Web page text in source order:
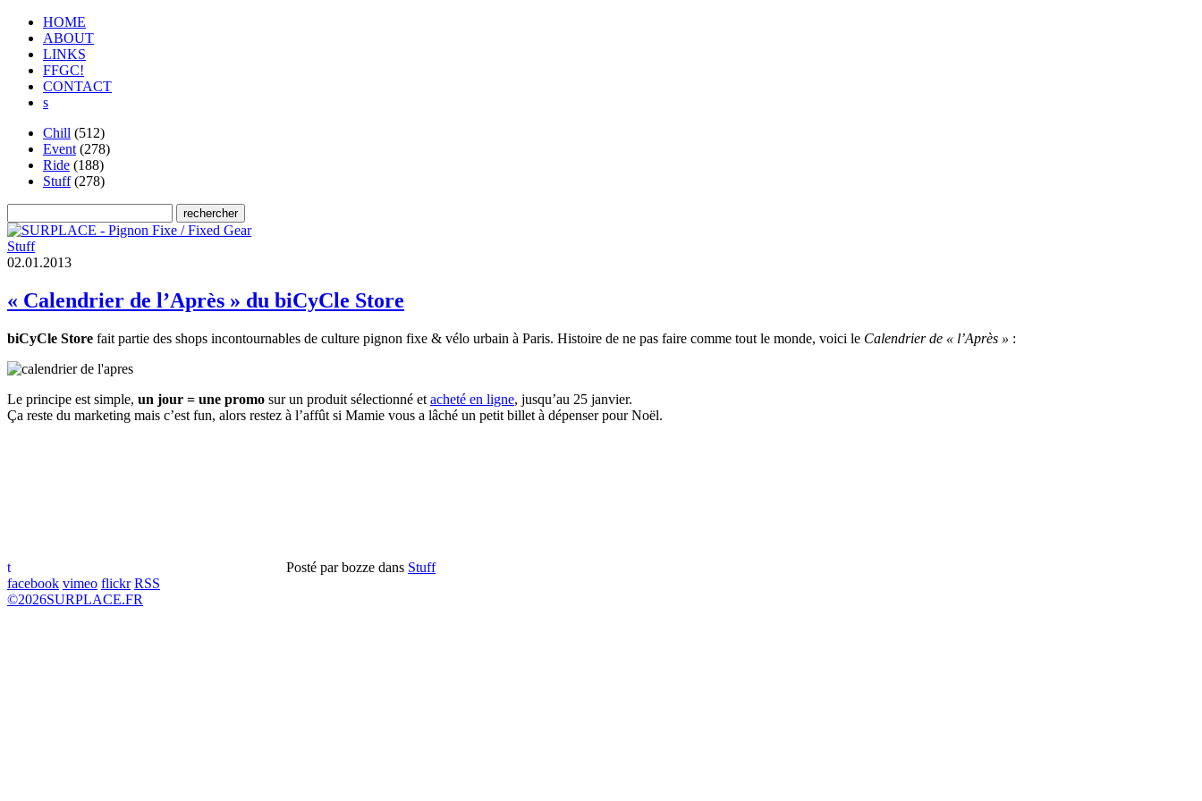
HOME
ABOUT
LINKS
FFGC!
CONTACT
s
Chill (512)
Event (278)
Ride (188)
Stuff(278)
Stuff
02.01 .2013
« Calendrier de l’Après » du biCyCle Store
biCyCle Store fait partie des shops incontournables de culture pignon fixe & vélo urbain à Paris. Histoire de ne pas faire comme tout le monde, voici le Calendrier de « l’Après » :
Le principe est simple, un jour = une promo sur un produit sélectionné et acheté en ligne, jusqu’au 25 janvier.
Ça reste du marketing mais c’est fun, alors restez à l’affût si Mamie vous a lâché un petit billet à dépenser pour Noël.
t Posté parbozze dans Stuff
facebook vimeo flickr RSS
©2026SURPLACE.FR